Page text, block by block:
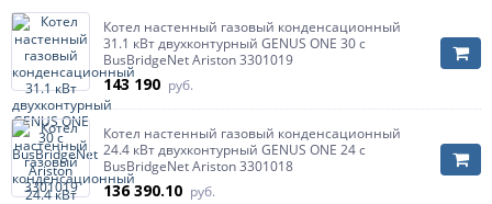
Котел настенный газовый конденсационный
31.1 кВт двухконтурный GENUS ONE 30 с
BusBridgeNet Ariston 3301019
143 190 руб.
Котел настенный газовый конденсационный
24.4 кВт двухконтурный GENUS ONE 24 с
BusBridgeNet Ariston 3301018
136 390.10 руб.